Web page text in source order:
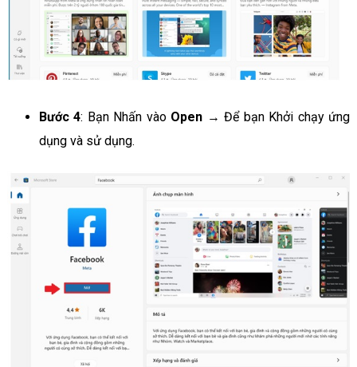
Bước 4: Bạn Nhấn vào Open → Để bạn Khởi chạy ứng
dụng và sử dụng.